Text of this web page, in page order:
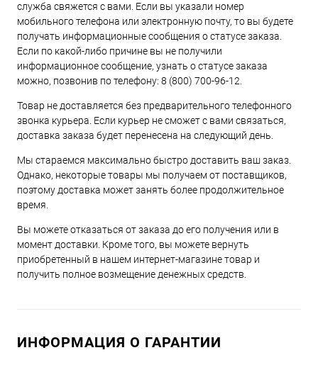
служба свяжется с вами. Если вы указали номер
мобильного телефона или электронную почту, то вы будете
получать информационные сообщения о статусе заказа.
Если по какой-либо причине вы не получили
информационное сообщение, узнать о статусе заказа
можно, позвонив по телефону: 8 (800) 700-96-12.
Товар не доставляется без предварительного телефонного
звонка курьера. Если курьер не сможет с вами связаться,
доставка заказа будет перенесена на следующий день.
Мы стараемся максимально быстро доставить ваш заказ.
Однако, некоторые товары мы получаем от поставщиков,
поэтому доставка может занять более продолжительное
время.
Вы можете отказаться от заказа до его получения или в
момент доставки. Кроме того, вы можете вернуть
приобретенный в нашем интернет-магазине товар и
получить полное возмещение денежных средств.
ИНФОРМАЦИЯ О ГАРАНТИИ